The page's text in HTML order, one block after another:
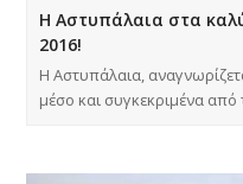
Η Αστυπάλαια στα
2016!
Η Αστυπάλαια,
μέσο και συγκεκριμένα